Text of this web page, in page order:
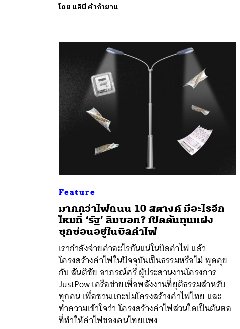
โดย นลินี ค้ากำยาน
Feature
มากกว่าไฟถนน 10 สตางค์ มีอะไรอีก
ไหมที่ ‘รัฐ’ ลืมบอก? เปิดต้นทุนแฝง
ซุกซ่อนอยู่ในบิลค่าไฟ
เรากำลังจ่ายค่าอะไรกันแน่ในบิลค่าไฟ แล้ว
โครงสร้างค่าไฟในปัจจุบันเป็นธรรมหรือไม่ พูดคุย
กับ สันติชัย อาภรณ์ศรี ผู้ประสานงานโครงการ
JustPow เครือข่ายเพื่อพลังงานที่ยุติธรรมสำหรับ
ทุกคน เพื่อชวนแกะปมโครงสร้างค่าไฟไทย และ
ทำความเข้าใจว่า โครงสร้างค่าไฟส่วนใดเป็นต้นตอ
ที่ทำให้ค่าไฟของคนไทยแพง